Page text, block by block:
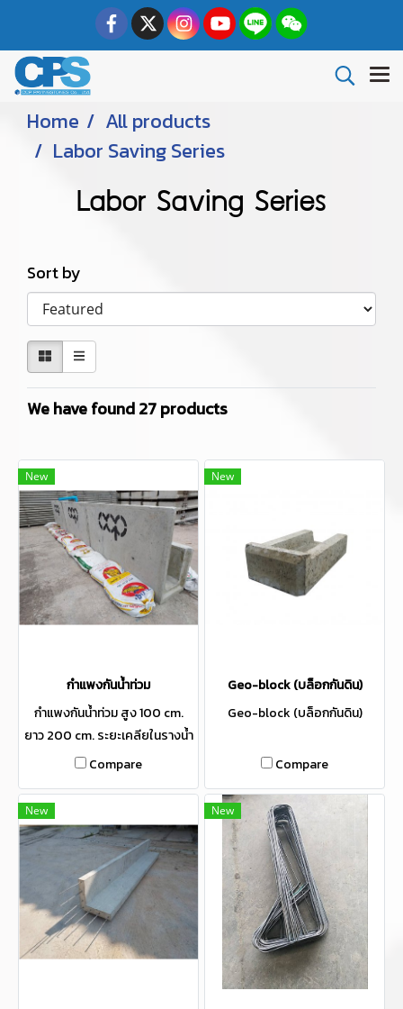
Home
All products
Labor Saving Series
Labor Saving Series
Sort by
We have found 27 products
New
กำแพงกันน้ำท่วม
กำแพงกันน้ำท่วม สูง 100 cm.
ยาว 200 cm. ระยะเคลียในรางน้ำ
30x30 น้ำหนัก 985 kg.
Compare
New
Geo-block (บล็อกกันดิน)
Geo-block (บล็อกกันดิน)
Compare
New New